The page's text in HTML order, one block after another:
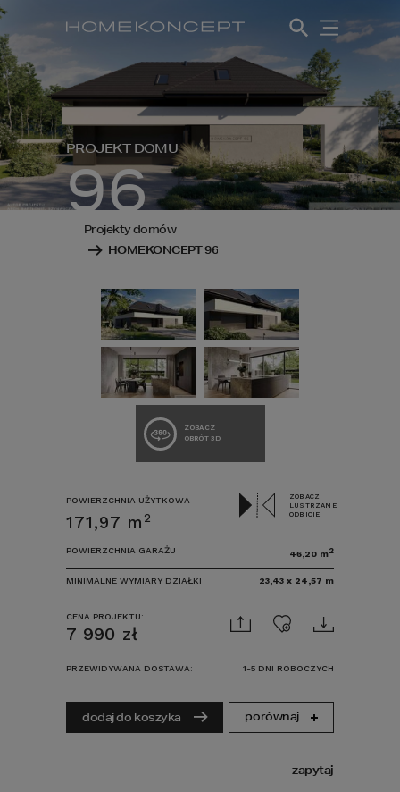
PROJEKT DOMU
96
Projekty domów
HOMEKONCEPT 96
ZOBACZ
OBRÓT 3D
POWIERZCHNIA UŻYTKOWA
171,97 m 2
ZOBACZ
LUSTRZANE
ODBICIE
POWIERZCHNIA GARAŻU 46,20 m2
MINIMALNE WYMIARY DZIAŁKI 23,43 x 24,57 m
CENA PROJEKTU:
7 990 zł
PRZEWIDYWANA DOSTAWA: 1-5 DNI ROBOCZYCH
dodaj do koszyka porównaj
zapytaj